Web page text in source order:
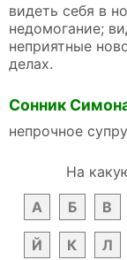
видеть себя в
недомогание;
неприятные
делах.
Сонник
непрочное
На
А
Б В
Й К Л